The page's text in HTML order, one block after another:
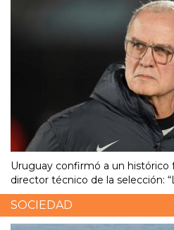
Uruguay confirmó a un
director técnico de la selección:
SOCIEDAD